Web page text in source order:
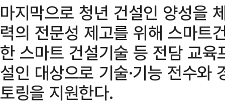
마지막으로 청년 건설인 양성을
력의 전문성 제고를 위해 스마트
한 스마트 건설기술 등 전담 교
설인 대상으로 기술·기능 전수와
토링을 지원한다.